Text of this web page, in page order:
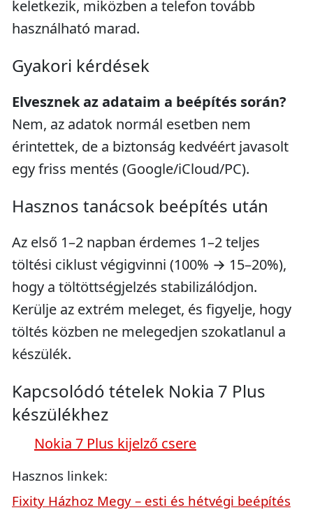
keletkezik, miközben a telefon tovább
használható marad.
Gyakori kérdések
Elvesznek az adataim a beépítés során?
Nem, az adatok normál esetben nem
érintettek, de a biztonság kedvéért javasolt
egy friss mentés (Google/iCloud/PC).
Hasznos tanácsok beépítés után
Az első 1–2 napban érdemes 1–2 teljes
töltési ciklust végigvinni (100% → 15–20%),
hogy a töltöttségjelzés stabilizálódjon.
Kerülje az extrém meleget, és figyelje, hogy
töltés közben ne melegedjen szokatlanul a
készülék.
Kapcsolódó tételek Nokia 7 Plus
készülékhez
Nokia 7 Plus kijelző csere
Hasznos linkek:
Fixity Házhoz Megy – esti és hétvégi beépítés